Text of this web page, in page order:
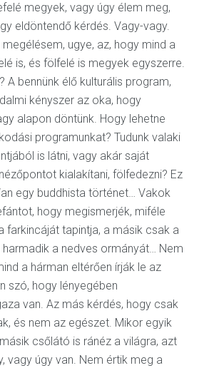
megyek, vagy úgy élem meg,
eldöntendő kérdés. Vagy-vagy.
ugye, az, hogy mind a
is, és fölfelé is megyek egyszerre.
A bennünk élő kulturális program,
kényszer az oka, hogy
alapon döntünk. Hogy lehetne
programunkat? Tudunk valaki
is látni, vagy akár saját
kialakítani, fölfedezni? Ez
egy buddhista történet… Vakok
hogy megismerjék, miféle
farkincáját tapintja, a másik csak a
harmadik a nedves ormányát… Nem
a hárman eltérően írják le az
szó, hogy lényegében
van. Az más kérdés, hogy csak
és nem az egészet. Mikor egyik
csőlátó is ránéz a világra, azt
vagy úgy van. Nem értik meg a